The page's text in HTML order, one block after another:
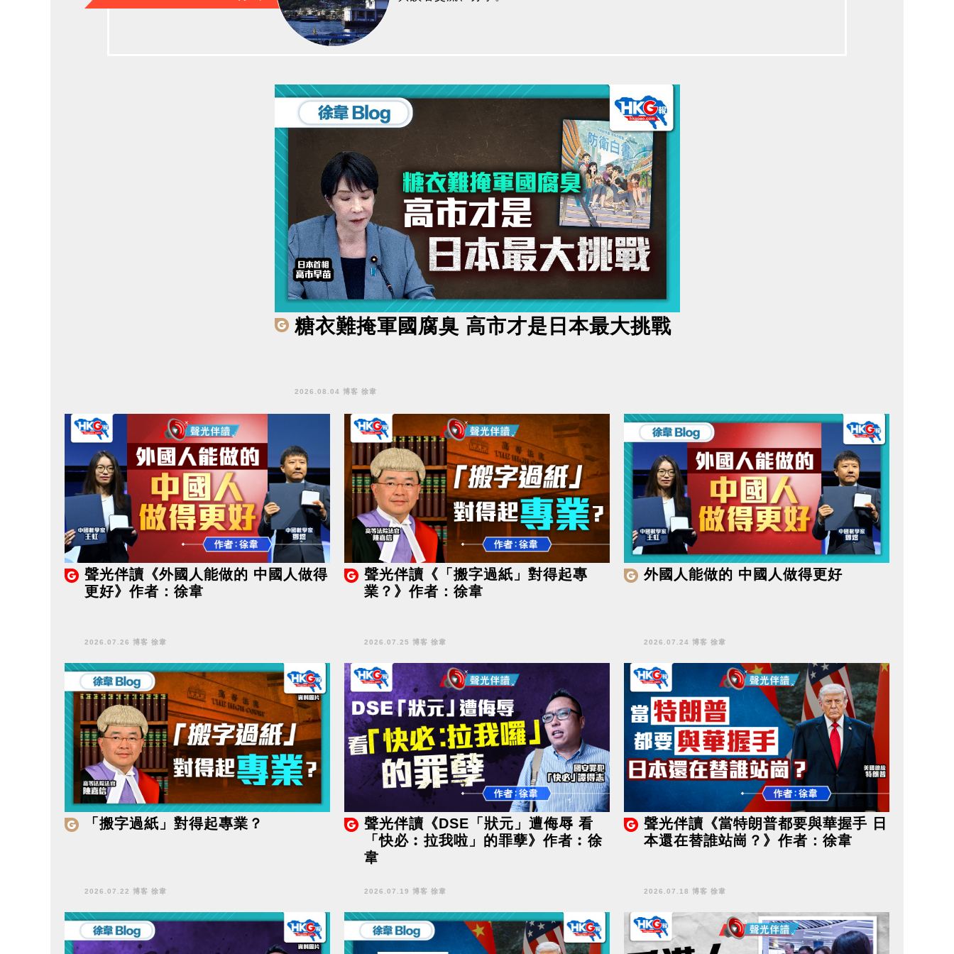
糖衣難掩軍國腐臭 高市才是日本最大挑戰
2026.08.04 博客 徐韋
聲光伴讀《外國人能做的 中國人做得
更好》作者：徐韋
2026.07.26 博客 徐韋
聲光伴讀《「搬字過紙」對得起專
業？》作者：徐韋
2026.07.25 博客 徐韋
外國人能做的 中國人做得更好
2026.07.24 博客 徐韋
「搬字過紙」對得起專業？
2026.07.22 博客 徐韋
聲光伴讀《DSE「狀元」遭侮辱 看
「快必︰拉我啦」的罪孽》作者︰徐
韋
2026.07.19 博客 徐韋
聲光伴讀《當特朗普都要與華握手 日
本還在替誰站崗？》作者：徐韋
2026.07.18 博客 徐韋